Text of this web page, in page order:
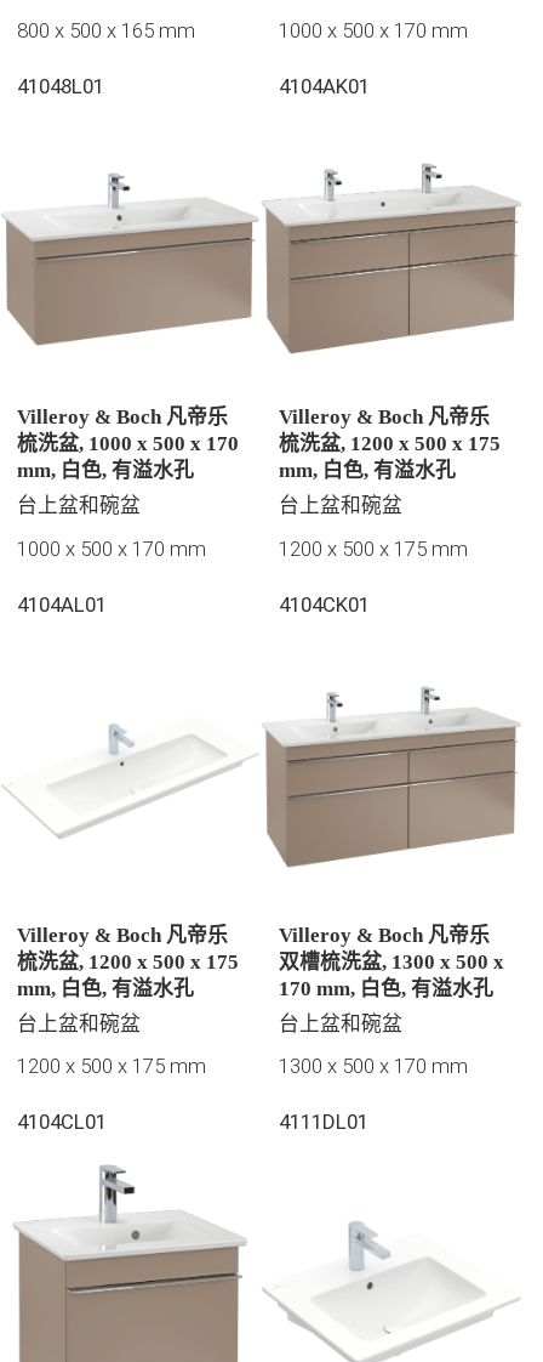
800 x 500 x 165 mm
41048L01
1000 x 500 x 170 mm
4104AK01
Villeroy & Boch 凡帝乐
梳洗盆, 1000 x 500 x 170
mm, 白色, 有溢水孔
台上盆和碗盆
1000 x 500 x 170 mm
4104AL01
Villeroy & Boch 凡帝乐
梳洗盆, 1200 x 500 x 175
mm, 白色, 有溢水孔
台上盆和碗盆
1200 x 500 x 175 mm
4104CK01
Villeroy & Boch 凡帝乐
梳洗盆, 1200 x 500 x 175
mm, 白色, 有溢水孔
台上盆和碗盆
1200 x 500 x 175 mm
4104CL01
Villeroy & Boch 凡帝乐
双槽梳洗盆, 1300 x 500 x
170 mm, 白色, 有溢水孔
台上盆和碗盆
1300 x 500 x 170 mm
4111DL01